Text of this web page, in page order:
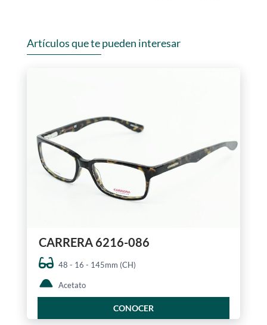
Artículos que te pueden interesar
CARRERA 6216-086
48 - 16 - 145mm (CH)
Acetato
CONOCER